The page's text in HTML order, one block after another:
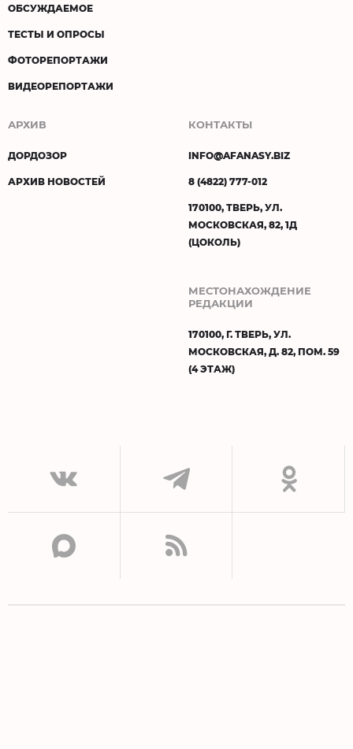
ОБСУЖДАЕМОЕ
ТЕСТЫ И ОПРОСЫ
ФОТОРЕПОРТАЖИ
ВИДЕОРЕПОРТАЖИ
АРХИВ
ДОРДОЗОР
АРХИВ НОВОСТЕЙ
КОНТАКТЫ
INFO@AFANASY.BIZ
8 (4822) 777-012
170100, ТВЕРЬ, УЛ.
МОСКОВСКАЯ, 82, 1Д
(ЦОКОЛЬ)
МЕСТОНАХОЖДЕНИЕ
РЕДАКЦИИ
170100, Г. ТВЕРЬ, УЛ.
МОСКОВСКАЯ, Д. 82, ПОМ. 59
(4 ЭТАЖ)